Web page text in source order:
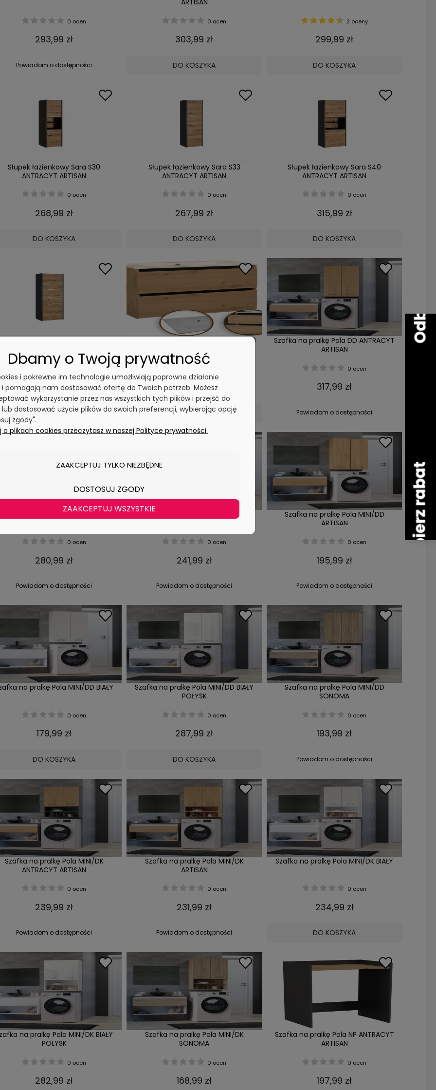
0 ocen
293,99 zł
Powiadom o dostępności
ARTISAN
0 ocen
303,99 zł
DO KOSZYKA
2 oceny
299,99 zł
DO KOSZYKA
Słupek łazienkowy Sara S30
ANTRACYT ARTISAN
0 ocen
268,99 zł
DO KOSZYKA
Słupek łazienkowy Sara S33
ANTRACYT ARTISAN
0 ocen
267,99 zł
DO KOSZYKA
Słupek łazienkowy Sara S40
ANTRACYT ARTISAN
0 ocen
315,99 zł
DO KOSZYKA
251,99 zł
DO KOSZYKA
SZAFKA ŁAZIENKOWA + UMYWALKA 60
469,00 zł
DO KOSZYKA
Szafka na pralkę Pola DD ANTRACYT
ARTISAN
0 ocen
317,99 zł
Powiadom o dostępności
na pralkę Pola DK ANTRACYT
0 ocen
280,99 zł
Powiadom o dostępności
Szafka na pralkę Pola MINI/DD
0 ocen
241,99 zł
Powiadom o dostępności
Szafka na pralkę Pola MINI/DD
ARTISAN
0 ocen
195,99 zł
Powiadom o dostępności
na pralkę Pola MINI/DD BIAŁY
0 ocen
179,99 zł
DO KOSZYKA
Szafka na pralkę Pola MINI/DD BIAŁY
POŁYSK
0 ocen
287,99 zł
DO KOSZYKA
Szafka na pralkę Pola MINI/DD
SONOMA
0 ocen
193,99 zł
Powiadom o dostępności
Szafka na pralkę Pola MINI/DK
ANTRACYT ARTISAN
0 ocen
239,99 zł
Powiadom o dostępności
Szafka na pralkę Pola MINI/DK
ARTISAN
0 ocen
231,99 zł
Powiadom o dostępności
Szafka na pralkę Pola MINI/DK BIAŁY
0 ocen
234,99 zł
DO KOSZYKA
na pralkę Pola MINI/DK BIAŁY
POŁYSK
0 ocen
282,99 zł
Szafka na pralkę Pola MINI/DK
SONOMA
0 ocen
168,99 zł
Szafka na pralkę Pola NP ANTRACYT
ARTISAN
0 ocen
197,99 zł
Dbamy o Twoją prywatność
i pokrewne im technologie umożliwiają poprawne działanie
pomagają nam dostosować ofertę do Twoich potrzeb. Możesz
wykorzystanie przez nas wszystkich tych plików i przejść do
lub dostosować użycie plików do swoich preferencji, wybierając opcję
zgody".
o plikach cookies przeczytasz w naszej Polityce prywatności.
ZAAKCEPTUJ TYLKO NIEZBĘDNE
DOSTOSUJ ZGODY
ZAAKCEPTUJ WSZYSTKIE